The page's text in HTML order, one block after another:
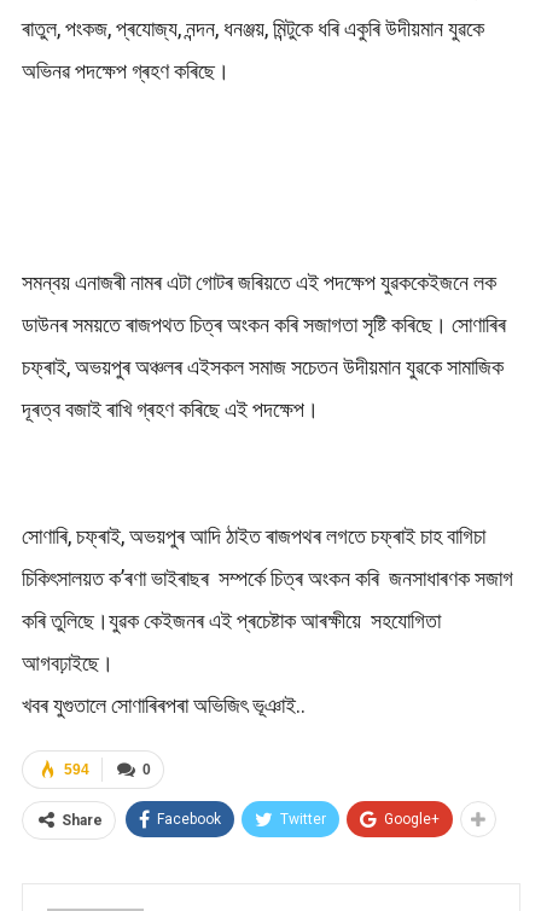
ৰাতুল, পংকজ, প্ৰযোজ্য, নন্দন, ধনঞ্জয়, মিন্টুকে ধৰি একুৰি উদীয়মান যুৱকে
অভিনৱ পদক্ষেপ গ্ৰহণ কৰিছে।
সমন্বয় এনাজৰী নামৰ এটা গোটৰ জৰিয়তে এই পদক্ষেপ যুৱককেইজনে লক
ডাউনৰ সময়তে ৰাজপথত চিত্ৰ অংকন কৰি সজাগতা সৃষ্টি কৰিছে। সোণাৰিৰ
চফ্ৰাই, অভয়পুৰ অঞ্চলৰ এইসকল সমাজ সচেতন উদীয়মান যুৱকে সামাজিক
দূৰত্ব বজাই ৰাখি গ্ৰহণ কৰিছে এই পদক্ষেপ।
সোণাৰি, চফ্ৰাই, অভয়পুৰ আদি ঠাইত ৰাজপথৰ লগতে চফ্ৰাই চাহ বাগিচা
চিকিৎসালয়ত ক’ৰণা ভাইৰাছৰ সম্পৰ্কে চিত্ৰ অংকন কৰি জনসাধাৰণক সজাগ
কৰি তুলিছে।যুৱক কেইজনৰ এই প্ৰচেষ্টাক আৰক্ষীয়ে সহযোগিতা
আগবঢ়াইছে।
খবৰ যুগুতালে সোণাৰিৰপৰা অভিজিৎ ভূঞাই..
0
594
Share Facebook Twitter Google+